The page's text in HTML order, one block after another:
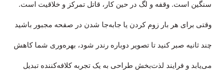
سنگین است. وقفه و لگ در حین کار، قاتل تمرکز و خلاقیت است.
وقتی برای هر بار زوم کردن یا جابه‌جا شدن در صفحه مجبور باشید
چند ثانیه صبر کنید تا تصویر دوباره رندر شود، بهره‌وری شما کاهش
می‌یابد و فرایند لذت‌بخش طراحی به یک تجربه کلافه‌کننده تبدیل